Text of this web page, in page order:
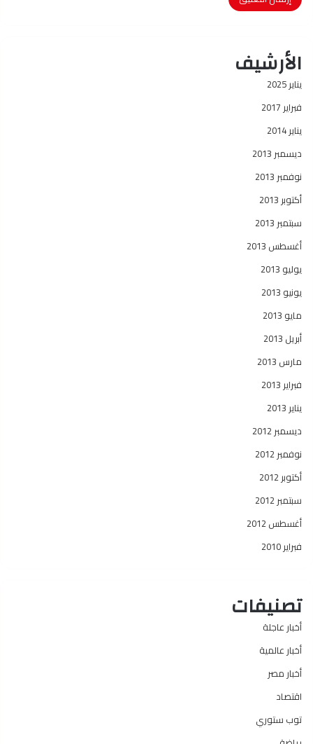
الأرشيف
يناير 2025
فبراير 2017
يناير 2014
ديسمبر 2013
نوفمبر 2013
أكتوبر 2013
سبتمبر 2013
أغسطس 2013
يوليو 2013
يونيو 2013
مايو 2013
أبريل 2013
مارس 2013
فبراير 2013
يناير 2013
ديسمبر 2012
نوفمبر 2012
أكتوبر 2012
سبتمبر 2012
أغسطس 2012
فبراير 2010
تصنيفات
أخبار عاجلة
أخبار عالمية
أخبار مصر
اقتصاد
توب ستوري